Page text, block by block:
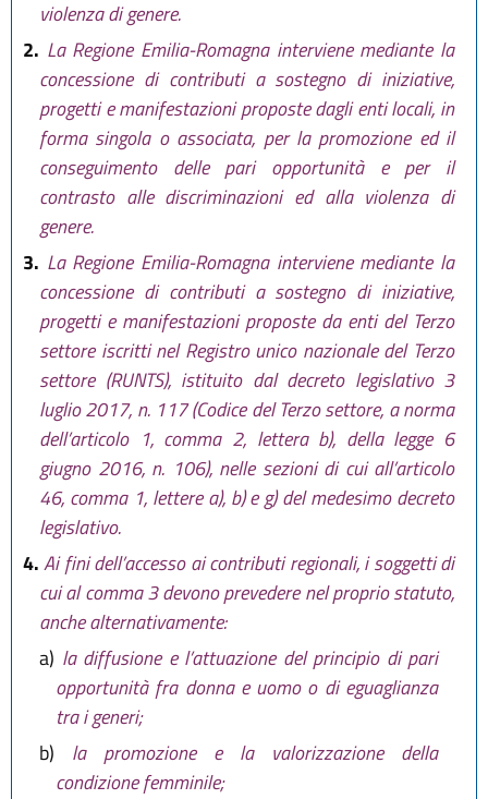
violenza di genere.
2. La Regione Emilia-Romagna interviene mediante la
concessione di contributi a sostegno di iniziative,
progetti e manifestazioni proposte dagli enti locali, in
forma singola o associata, per la promozione ed il
conseguimento delle pari opportunità e per il
contrasto alle discriminazioni ed alla violenza di
genere.
3. La Regione Emilia-Romagna interviene mediante la
concessione di contributi a sostegno di iniziative,
progetti e manifestazioni proposte da enti del Terzo
settore iscritti nel Registro unico nazionale del Terzo
settore (RUNTS), istituito dal decreto legislativo 3
luglio 2017, n. 117 (Codice del Terzo settore, a norma
dell’articolo 1, comma 2, lettera b), della legge 6
giugno 2016, n. 106), nelle sezioni di cui all’articolo
46, comma 1, lettere a), b) e g) del medesimo decreto
legislativo.
4. Ai fini dell’accesso ai contributi regionali, i soggetti di
cui al comma 3 devono prevedere nel proprio statuto,
anche alternativamente:
a) la diffusione e l’attuazione del principio di pari
opportunità fra donna e uomo o di eguaglianza
tra i generi;
b)
la promozione e la valorizzazione della
condizione femminile;